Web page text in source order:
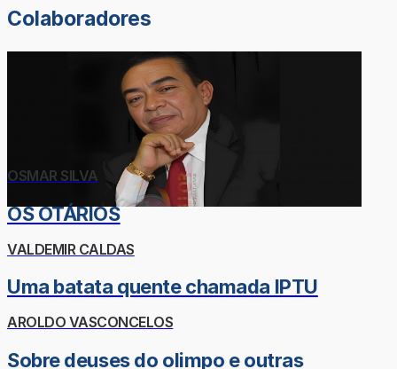
Colaboradores
OSMAR SILVA
OS OTÁRIOS
VALDEMIR CALDAS
Uma batata quente chamada IPTU
AROLDO VASCONCELOS
Sobre deuses do olimpo e outras